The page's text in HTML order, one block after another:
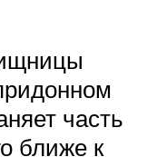
часть
ближе к